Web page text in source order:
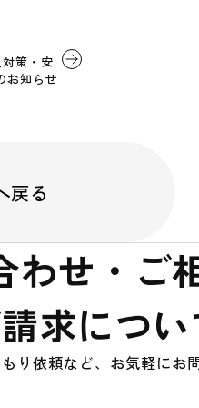
策・安
お知らせ
戻る
わせ・ご
求につい
り依頼など、お気軽にお